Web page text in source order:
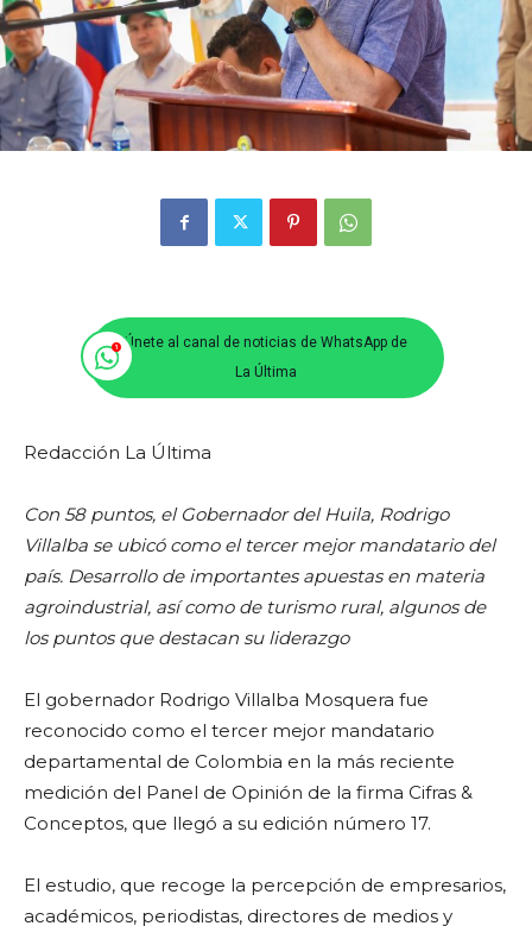
Únete al canal de noticias de WhatsApp de
La Última
Redacción La Última
Con 58 puntos, el Gobernador del Huila, Rodrigo
Villalba se ubicó como el tercer mejor mandatario del
país. Desarrollo de importantes apuestas en materia
agroindustrial, así como de turismo rural, algunos de
los puntos que destacan su liderazgo
El gobernador Rodrigo Villalba Mosquera fue
reconocido como el tercer mejor mandatario
departamental de Colombia en la más reciente
medición del Panel de Opinión de la firma Cifras &
Conceptos, que llegó a su edición número 17.
El estudio, que recoge la percepción de empresarios,
académicos, periodistas, directores de medios y